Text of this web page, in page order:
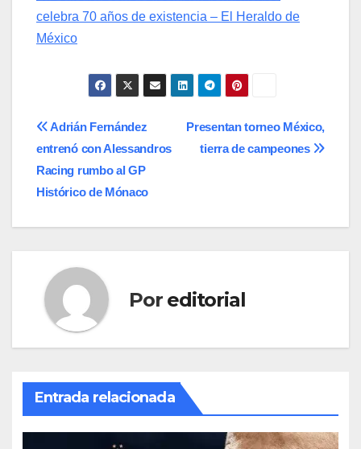
celebra 70 años de existencia – El Heraldo de
México
Navegación
de
entradas
Presentan torneo México,
tierra de campeones
Adrián Fernández
entrenó con Alessandros
Racing rumbo al GP
Histórico de Mónaco
Por editorial
Entrada relacionada